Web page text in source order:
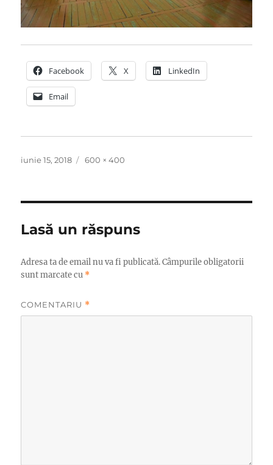
Facebook X LinkedIn
Email
Publicat
iunie 15, 2018
Dimensiune
600 × 400
Lasă un răspuns
Adresa ta de email nu va fi publicată. Câmpurile obligatorii
sunt marcate cu *
COMENTARIU *